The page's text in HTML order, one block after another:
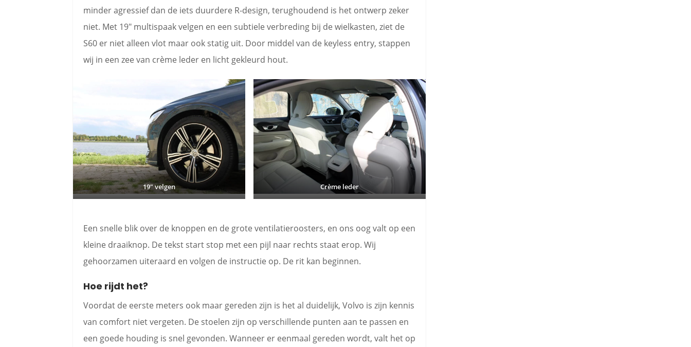
minder agressief dan de iets duurdere R-design, terughoudend is het ontwerp zeker
niet. Met 19″ multispaak velgen en een subtiele verbreding bij de wielkasten, ziet de
S60 er niet alleen vlot maar ook statig uit. Door middel van de keyless entry, stappen
wij in een zee van crème leder en licht gekleurd hout.
19″ velgen Crème leder
Een snelle blik over de knoppen en de grote ventilatieroosters, en ons oog valt op een
kleine draaiknop. De tekst start stop met een pijl naar rechts staat erop. Wij
gehoorzamen uiteraard en volgen de instructie op. De rit kan beginnen.
Hoe rijdt het?
Voordat de eerste meters ook maar gereden zijn is het al duidelijk, Volvo is zijn kennis
van comfort niet vergeten. De stoelen zijn op verschillende punten aan te passen en
een goede houding is snel gevonden. Wanneer er eenmaal gereden wordt, valt het op